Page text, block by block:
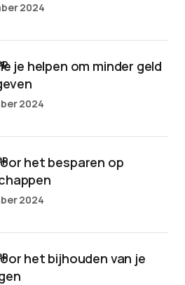
2024
je helpen om minder geld
2024
het besparen op
2024
het bijhouden van je